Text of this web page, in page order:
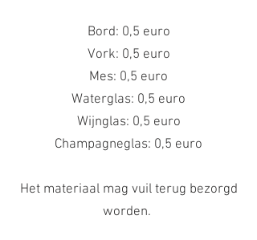
Bord: 0,5 euro
Vork: 0,5 euro
Mes: 0,5 euro
Waterglas: 0,5 euro
Wijnglas: 0,5 euro
Champagneglas: 0,5 euro
Het materiaal mag vuil terug bezorgd
worden.